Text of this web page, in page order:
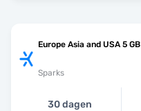
Europe Asia and USA 5 GB
Sparks
30 dagen